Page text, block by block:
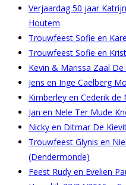
Verjaardag 50 jaar
Houtem
Trouwfeest Sofie en
Trouwfeest Sofie en
Kevin & Marissa Zaal
Jens en Inge Caelberg
Kimberley en Cederik de
Jan en Nele Ter Mude
Nicky en Ditmar De
Trouwfeest Glynis en
(Dendermonde)
Feest Rudy en Evelien